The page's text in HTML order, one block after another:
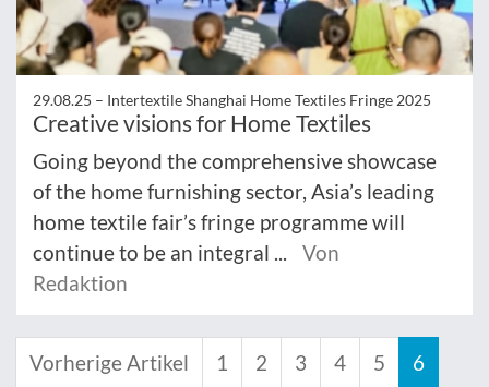
29.08.25 – Intertextile Shanghai Home Textiles Fringe 2025
Creative visions for Home Textiles
Going beyond the comprehensive showcase
of the home furnishing sector, Asia’s leading
home textile fair’s fringe programme will
continue to be an integral ...
Von
Redaktion
Vorherige Artikel 1 2 3 4 5 6